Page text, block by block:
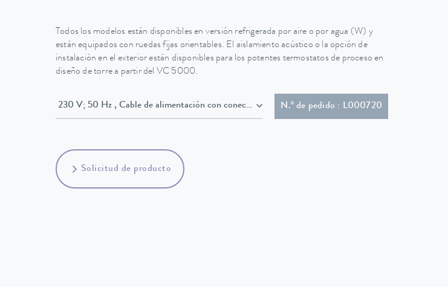
Todos los modelos están disponibles en versión refrigerada por aire o por agua (W) y
están equipados con ruedas fijas orientables. El aislamiento acústico o la opción de
instalación en el exterior están disponibles para los potentes termostatos de proceso en
diseño de torre a partir del VC 5000.
230 V; 50 Hz , Cable de alimentación con conector en ángulo (BS1363)
N.º de pedido : L000720
Solicitud de producto